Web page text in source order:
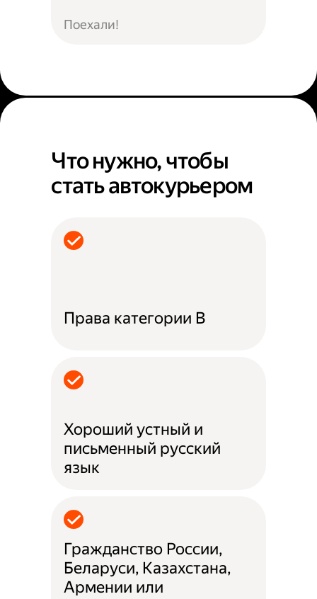
Поехали!
Что нужно, чтобы
стать автокурьером
Права категории B
Хороший устный и
письменный русский
язык
Гражданство России,
Беларуси, Казахстана,
Армении или